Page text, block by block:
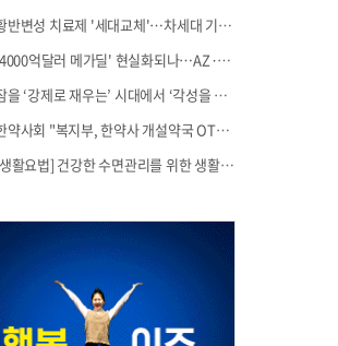
황반변성 치료제 '세대교체'…차세대 기전 경쟁 본격화
'4000억달러 메가딜' 현실화되나…AZ·BMS 합병설에 글로벌 제약업계 촉각
잠을 ‘강제로 재우는’ 시대에서 ‘각성을 낮추는’ 시대로
한약사회 "복지부, 한약사 개설약국 OTC 공급 방해 더는 방관 말아야"
[생활요법] 건강한 수면관리를 위한 생활요법